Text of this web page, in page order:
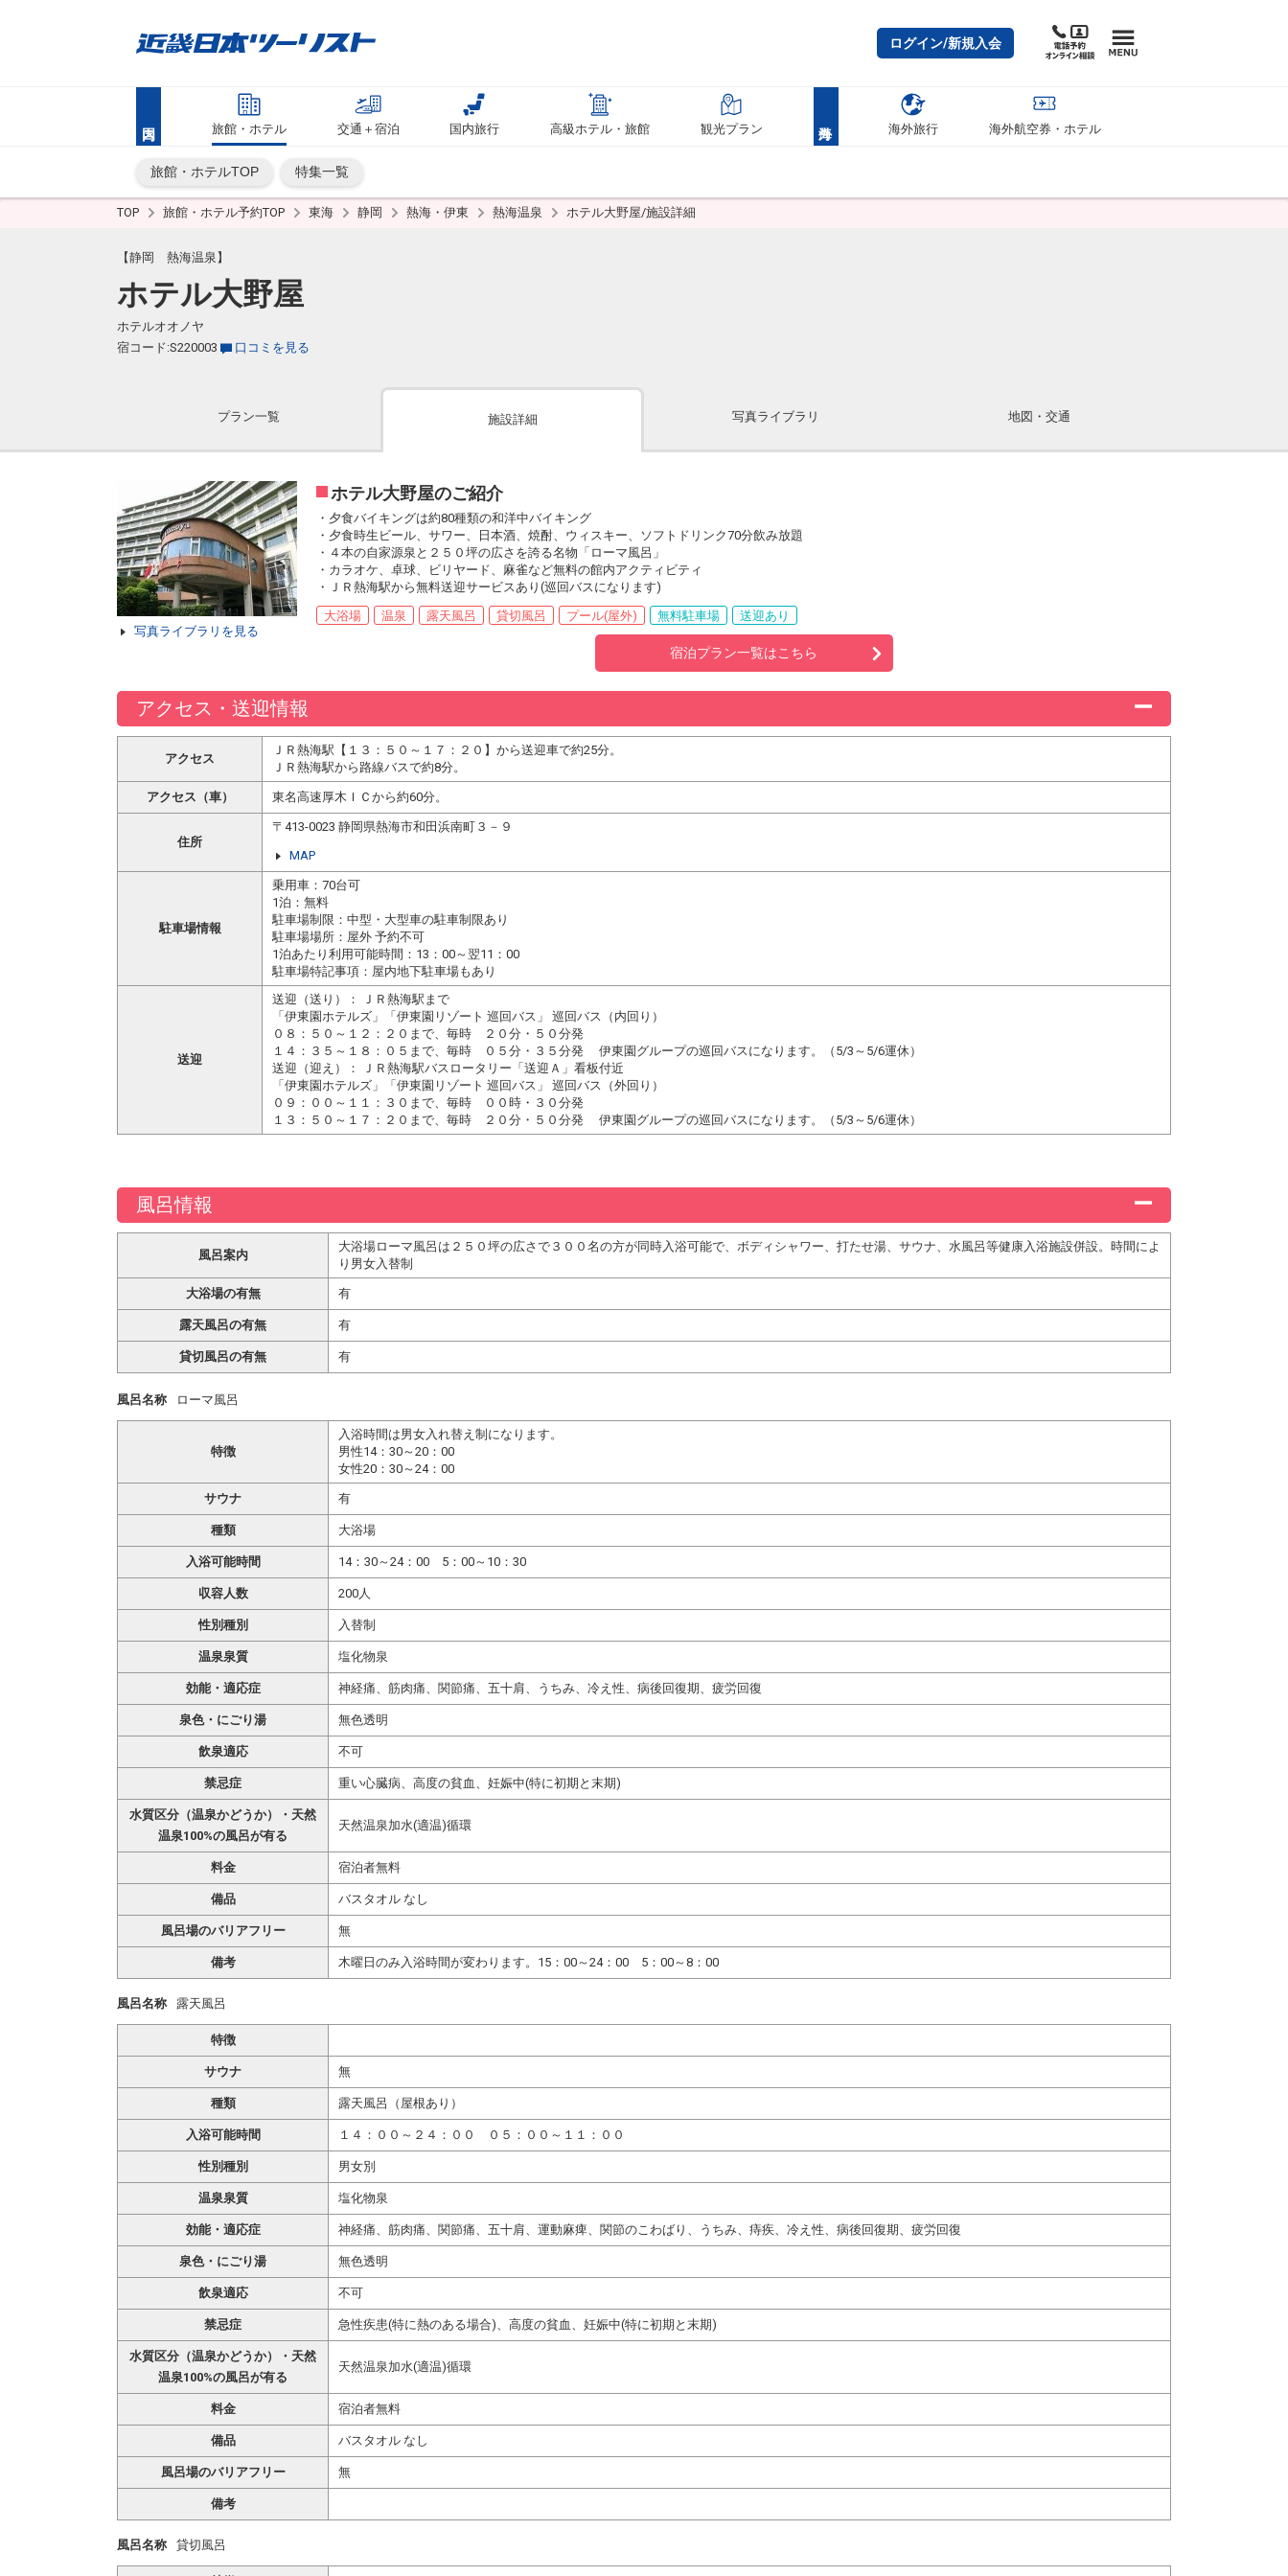
ログイン/新規入会
旅館・ホテル 交通＋宿泊 国内旅行 高級ホテル・旅館 観光プラン 海外旅行 海外航空券・ホテル
旅館・ホテルTOP 特集一覧
TOP 旅館・ホテル予約TOP 東海 静岡 熱海・伊東 熱海温泉 ホテル大野屋/施設詳細
【静岡 熱海温泉】
ホテル大野屋
ホテルオオノヤ
宿コード:S220003
口コミを見る
プラン一覧 施設詳細 写真ライブラリ 地図・交通
写真ライブラリを見る
ホテル大野屋のご紹介
・夕食バイキングは約80種類の和洋中バイキング
・夕食時生ビール、サワー、日本酒、焼酎、ウィスキー、ソフトドリンク70分飲み放題
・４本の自家源泉と２５０坪の広さを誇る名物「ローマ風呂」
・カラオケ、卓球、ビリヤード、麻雀など無料の館内アクティビティ
・ＪＲ熱海駅から無料送迎サービスあり(巡回バスになります)
大浴場
温泉 露天風呂 貸切風呂 プール(屋外) 無料駐車場 送迎あり
宿泊プラン一覧はこちら
アクセス・送迎情報
アクセス
ＪＲ熱海駅【１３：５０～１７：２０】から送迎車で約25分。
ＪＲ熱海駅から路線バスで約8分。
アクセス（車） 東名高速厚木ＩＣから約60分。
住所
〒413-0023 静岡県熱海市和田浜南町３－９
MAP
駐車場情報
乗用車：70台可
1泊：無料
駐車場制限：中型・大型車の駐車制限あり
駐車場場所：屋外 予約不可
1泊あたり利用可能時間：13：00～翌11：00
駐車場特記事項：屋内地下駐車場もあり
送迎
送迎（送り）： ＪＲ熱海駅まで
「伊東園ホテルズ」「伊東園リゾート 巡回バス」 巡回バス（内回り）
０８：５０～１２：２０まで、毎時 ２０分・５０分発
１４：３５～１８：０５まで、毎時 ０５分・３５分発 伊東園グループの巡回バスになります。（5/3～5/6運休）
送迎（迎え）： ＪＲ熱海駅バスロータリー「送迎Ａ」看板付近
「伊東園ホテルズ」「伊東園リゾート 巡回バス」 巡回バス（外回り）
０９：００～１１：３０まで、毎時 ００時・３０分発
１３：５０～１７：２０まで、毎時 ２０分・５０分発 伊東園グループの巡回バスになります。（5/3～5/6運休）
風呂情報
風呂案内
大浴場ローマ風呂は２５０坪の広さで３００名の方が同時入浴可能で、ボディシャワー、打たせ湯、サウナ、水風呂等健康入浴施設併設。時間によ
り男女入替制
大浴場の有無 有
露天風呂の有無 有
貸切風呂の有無 有
風呂名称 ローマ風呂
特徴
入浴時間は男女入れ替え制になります。
男性14：30～20：00
女性20：30～24：00
サウナ 有
種類 大浴場
入浴可能時間 14：30～24：00 5：00～10：30
収容人数 200人
性別種別 入替制
温泉泉質 塩化物泉
効能・適応症 神経痛、筋肉痛、関節痛、五十肩、うちみ、冷え性、病後回復期、疲労回復
泉色・にごり湯 無色透明
飲泉適応 不可
禁忌症 重い心臓病、高度の貧血、妊娠中(特に初期と末期)
水質区分（温泉かどうか）・天然
温泉100%の風呂が有る
天然温泉加水(適温)循環
料金 宿泊者無料
備品 バスタオル なし
風呂場のバリアフリー 無
備考 木曜日のみ入浴時間が変わります。15：00～24：00 5：00～8：00
風呂名称 露天風呂
特徴
サウナ 無
種類 露天風呂（屋根あり）
入浴可能時間 １４：００～２４：００ ０５：００～１１：００
性別種別 男女別
温泉泉質 塩化物泉
効能・適応症 神経痛、筋肉痛、関節痛、五十肩、運動麻痺、関節のこわばり、うちみ、痔疾、冷え性、病後回復期、疲労回復
泉色・にごり湯 無色透明
飲泉適応 不可
禁忌症 急性疾患(特に熱のある場合)、高度の貧血、妊娠中(特に初期と末期)
水質区分（温泉かどうか）・天然
温泉100%の風呂が有る
天然温泉加水(適温)循環
料金 宿泊者無料
備品 バスタオル なし
風呂場のバリアフリー 無
備考
風呂名称 貸切風呂